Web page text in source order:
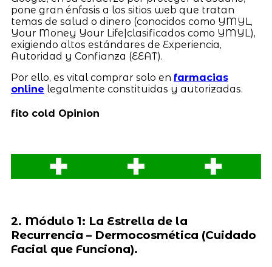
pone gran énfasis a los sitios web que tratan
temas de salud o dinero (conocidos como YMYL,
Your Money Your Life|clasificados como YMYL),
exigiendo altos estándares de Experiencia,
Autoridad y Confianza (EEAT).
Por ello, es vital comprar solo en farmacias
online legalmente constituidas y autorizadas.
fito cold Opinion
2. Módulo 1: La Estrella de la
Recurrencia – Dermocosmética (Cuidado
Facial que Funciona).